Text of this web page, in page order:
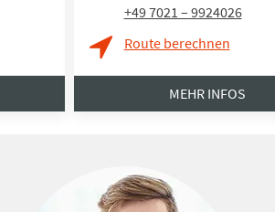
+49 7021 – 9924026
Route berechnen
MEHR INFOS